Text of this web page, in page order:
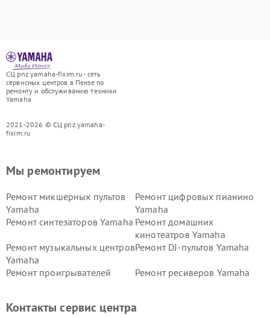
СЦ pnz.yamaha-fixim.ru - сеть
сервисных центров в Пензе по
ремонту и обслуживанию техники
Yamaha
2021-2026 © СЦ pnz.yamaha-
fixim.ru
Мы ремонтируем
Ремонт микшерных пультов
Yamaha
Ремонт цифровых пианино
Yamaha
Ремонт синтезаторов Yamaha Ремонт домашних
кинотеатров Yamaha
Ремонт музыкальных центров
Yamaha
Ремонт DJ-пультов Yamaha
Ремонт проигрывателей
Ремонт ресиверов Yamaha
Yamaha
Yamaha
Контакты сервис центра